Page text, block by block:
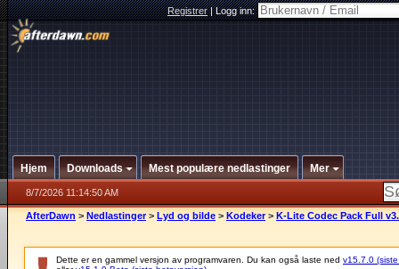
Registrer|Logg inn:
Hjem Downloads Mest populære nedlastinger Mer
8/7/2026 11:14:50 AM
AfterDawn > Nedlastinger > Lyd og bilde > Kodeker > K-Lite Codec Pack Full
Dette er en gammel versjon av programvaren. Du kan også laste ned v15.7.0